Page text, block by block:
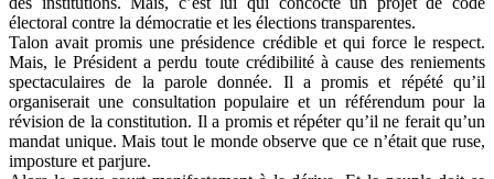
électoral contre la démocratie et les élections transparentes.
Talon avait promis une présidence crédible et qui force le respect.
Mais, le Président a perdu toute crédibilité à cause des reniements
spectaculaires de la parole donnée. Il a promis et répété qu’il
organiserait une consultation populaire et un référendum pour la
révision de la constitution. Il a promis et répéter qu’il ne ferait qu’un
mandat unique. Mais tout le monde observe que ce n’était que ruse,
imposture et parjure.